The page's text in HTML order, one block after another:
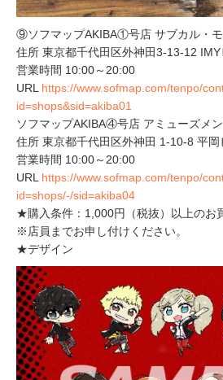
⑨ソフマップAKIBA①号店 サブカル・
住所 東京都千代田区外神田3-13-12 IMY
営業時間 10:00～20:00
URL https://www.sofmap.com/tenpo/
id=shops&sid=akiba01
ソフマップAKIBA④号店 アミューズメ
住所 東京都千代田区外神田 1-10-8 平岡
営業時間 10:00～20:00
URL https://www.sofmap.com/tenpo/
id=shops/-/sid=akiba04
★購入条件：1,000円（税抜）以上のお
※店員までお申し付けください。
★デザイン